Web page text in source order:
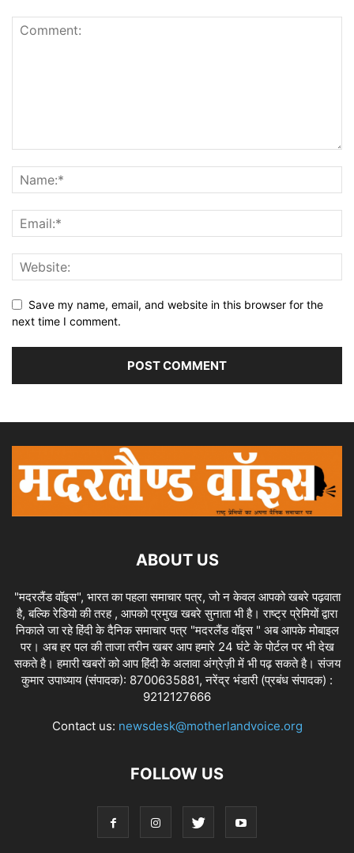
Save my name, email, and website in this browser for the
next time I comment.
ABOUT US
"मदरलैंड वॉइस", भारत का पहला समाचार पत्र, जो न केवल आपको खबरे पढ़वाता
है, बल्कि रेडियो की तरह , आपको प्रमुख खबरे सुनाता भी है। राष्ट्र प्रेमियों द्वारा
निकाले जा रहे हिंदी के दैनिक समाचार पत्र "मदरलैंड वॉइस " अब आपके मोबाइल
पर। अब हर पल की ताजा तरीन खबर आप हमारे 24 घंटे के पोर्टल पर भी देख
सकते है। हमारी खबरों को आप हिंदी के अलावा अंग्रेज़ी में भी पढ़ सकते है। संजय
कुमार उपाध्याय (संपादक): 8700635881, नरेंद्र भंडारी (प्रबंध संपादक) :
9212127666
Contact us: newsdesk@motherlandvoice.org
FOLLOW US